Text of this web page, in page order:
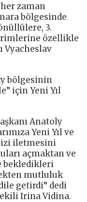
zaman
bölgesinde
3.
özellikle
Vyacheslav
bölgesinin
için Yeni Yıl
Anatoly
Yeni Yıl ve
iletmesini
açmaktan ve
bekledikleri
mutluluk
getirdi” dedi
Irina Vidina.